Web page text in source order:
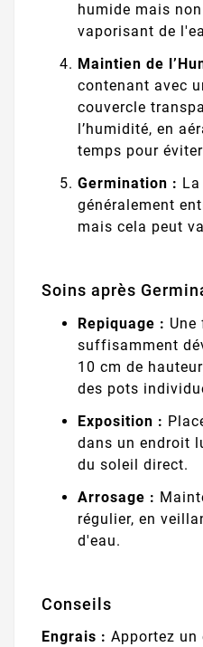
humide mais
vaporisant de
Maintien de
contenant avec
couvercle
l’humidité, en
temps pour
Germination :
généralement
mais cela peut
Soins après
Repiquage :
suffisamment
10 cm de
des pots
Exposition :
dans un endroit
du soleil direct.
Arrosage :
régulier, en
d'eau.
Conseils
Engrais : Apportez un